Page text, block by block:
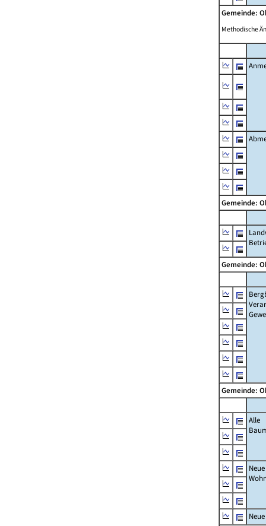
Gemeinde:
Methodische
Gemeinde:
Gemeinde:
Gemeinde:
Alle
Neue